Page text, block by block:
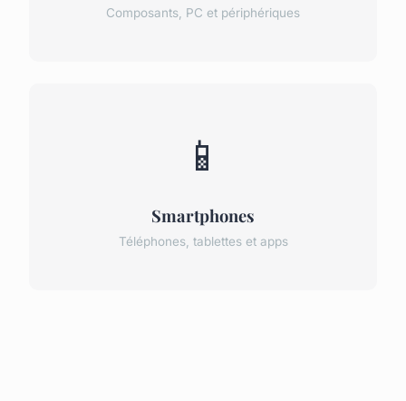
Composants, PC et périphériques
📱
Smartphones
Téléphones, tablettes et apps